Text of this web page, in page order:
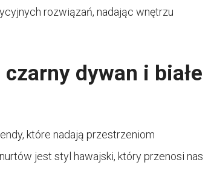
rozwiązań, nadając wnętrzu
dywan i białe
które nadają przestrzeniom
jest styl hawajski, który przenosi nas